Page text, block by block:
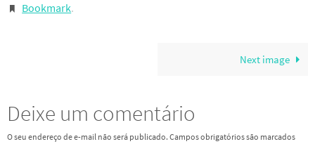
Bookmark.
Next image
Deixe um comentário
O seu endereço de e-mail não será publicado. Campos obrigatórios são marcados